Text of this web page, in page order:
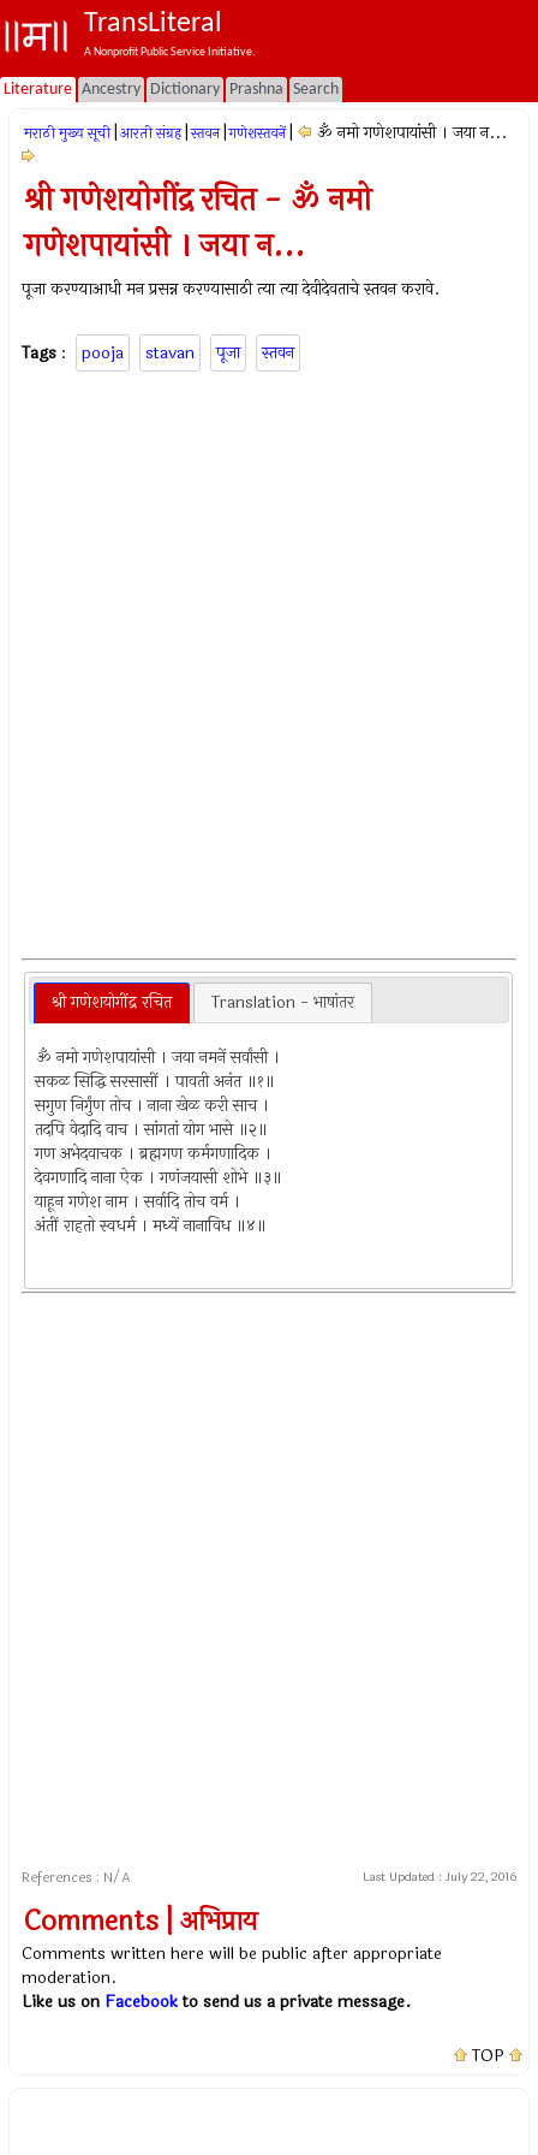
TransLiteral
A Nonprofit Public Service Initiative.
Literature Ancestry Dictionary Prashna Search
मराठी मुख्य सूची आरती संग्रह स्तवन गणेशस्तवनें ॐ नमो गणेशपायांसी । जया न...
श्री गणेशयोगींद्र रचित - ॐ नमो
गणेशपायांसी । जया न...
पूजा करण्याआधी मन प्रसन्न करण्यासाठी त्या त्या देवीदेवताचे स्तवन करावे.
Tags : pooja stavan पूजा स्तवन
श्री गणेशयोगींद्र रचित Translation - भाषांतर
ॐ नमो गणेशपायांसी । जया नमनें सर्वांसी ।
सकळ सिद्धि सरसासीं । पावती अनंत ॥१॥
सगुण निर्गुंण तोच । नाना खेळ करी साच ।
तदपि वेदादि वाच । सांगतां योग भासे ॥२॥
गण अभेदवाचक । ब्रह्मगण कर्मगणादिक ।
देवगणादि नाना ऐक । गणंजयासी शोभे ॥३॥
याहून गणेश नाम । सर्वादि तोच वर्म ।
अंतीं राहतो स्वधर्म । मध्यें नानाविध ॥४॥
References : N/A Last Updated : July 22, 2016
Comments | अभिप्राय
Comments written here will be public after appropriate
moderation.
Like us on Facebookto send us a private message.
TOP